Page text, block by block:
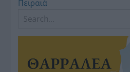
Πειραιά